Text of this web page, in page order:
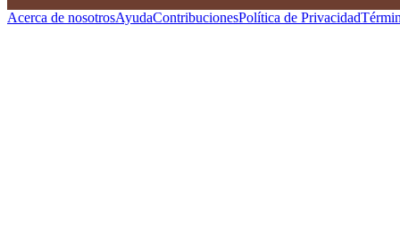
Acerca de nosotrosAyudaContribucionesPolítica de Privacidad